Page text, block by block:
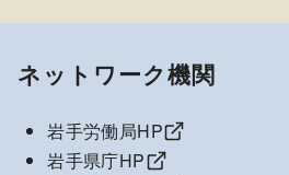
ネットワーク機関
岩手労働局HP
岩手県庁HP